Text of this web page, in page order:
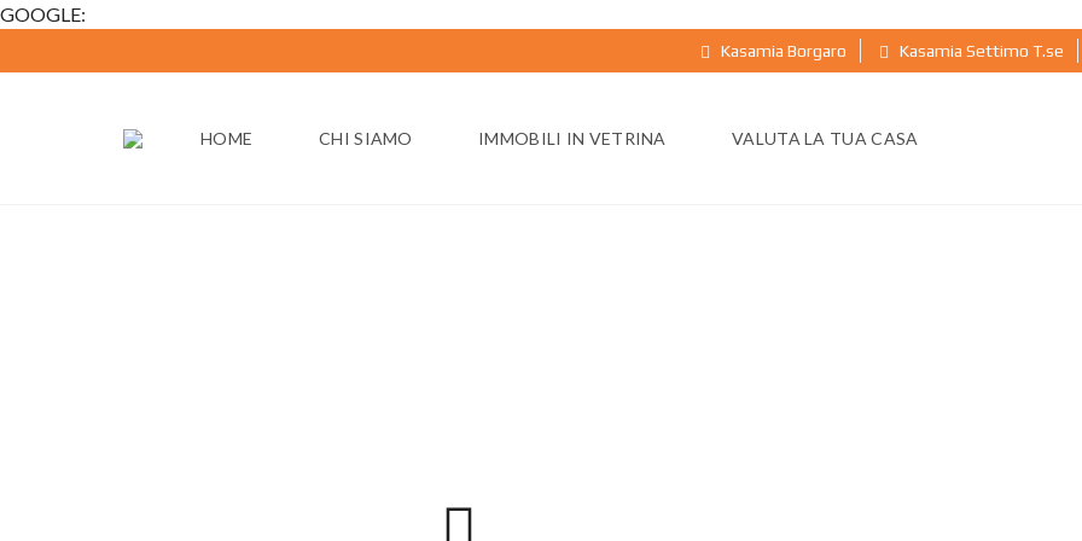
GOOGLE:
Kasamia Borgaro Kasamia Settimo T.se
HOME CHI SIAMO IMMOBILI IN VETRINA VALUTA LA TUA CASA